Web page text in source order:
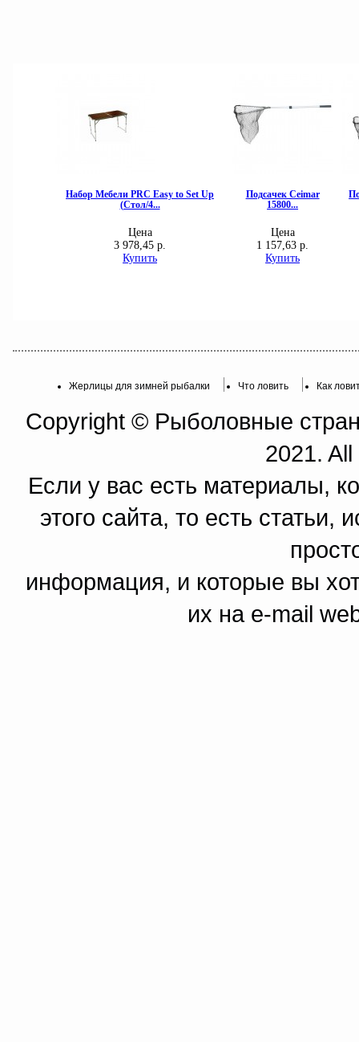
Жерлицы для зимней рыбалки Что ловить Как
Copyright © Рыболовные
2021.
Если у вас есть материалы,
этого сайта, то есть
информация, и которые вы
их на e-mail